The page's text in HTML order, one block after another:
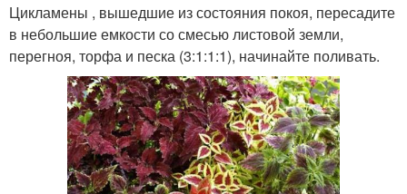
Цикламены , вышедшие из состояния покоя, пересадите
в небольшие емкости со смесью листовой земли,
перегноя, торфа и песка (3:1:1:1), начинайте поливать.